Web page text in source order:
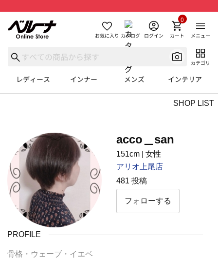
お気に入り カタログ ログイン カート
0
メニュー
カテゴリ
レディース インナー メンズ インテリア
SHOP LIST
acco＿san
151cm
⼥性
アリオ上尾店
481 投稿
フォローする
PROFILE
骨格・ウェーブ・イエベ